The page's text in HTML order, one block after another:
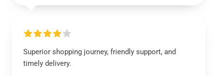
Superior shopping journey, friendly support, and
timely delivery.